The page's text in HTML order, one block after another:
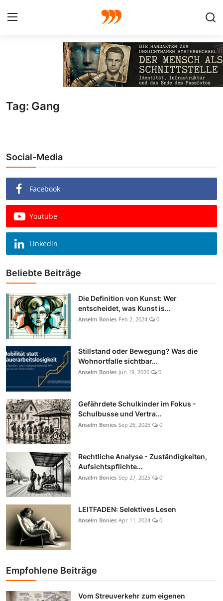
Galerie
Redaktion
Beiträge
Vorproduktion
Tag: Gang
Social-Media
Facebook
Youtube
Linkedin
Beliebte Beiträge
Die Definition von Kunst: Wer
entscheidet, was Kunst is...
Anselm Bonies Feb 2, 2024 0
Stillstand oder Bewegung? Was die
Wohnortfalle sichtbar...
Anselm Bonies Jun 19, 2026 0
Gefährdete Schulkinder im Fokus -
Schulbusse und Vertra...
Anselm Bonies Sep 26, 2025 0
Rechtliche Analyse - Zuständigkeiten,
Aufsichtspflichte...
Anselm Bonies Sep 27, 2025 0
LEITFADEN: Selektives Lesen
Anselm Bonies Apr 11, 2024 0
Empfohlene Beiträge
Vom Streuverkehr zum eigenen